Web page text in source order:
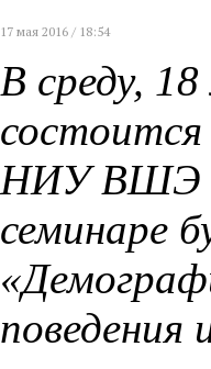
17 мая 2016 / 18:54
В среду,
НИУ ВШЭ
семинаре
поведения